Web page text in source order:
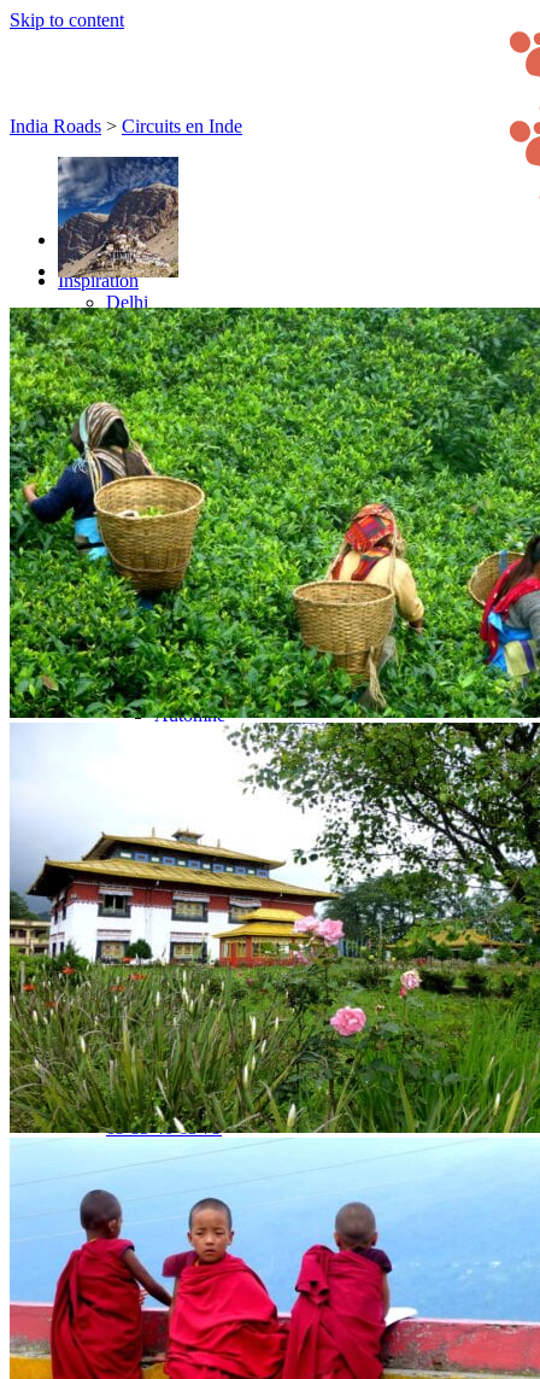
Skip to content
Inspiration
Delhi
Inde Himalayenne
Inde de l’Est
Inde Centrale
Inde de l’Ouest
Inde du Sud
Rajasthan
Circuits
Organisation
Sur-mesure
Petit groupe
Ambiance
Culture et patrimoine
Nature & safari
Balnéaire
Voyage en Famille
Quand partir ?
Printemps
Eté
Automne
Préparer son voyage
Présentation de l’Inde
Les incontournables et bonnes raisons de partir
Quand partir ?
Guide voyage Inde : avant de partir
Faire sa demande de visa pour l’Inde
Hôtels partenaires
Cuisine en Inde
Fêtes et festivals
Notre agence
Notre agence en Inde
Réseau Asian Roads
Garanties et engagements Asian Roads
Avis de nos voyageurs
Demande d'info
09 83 40 65 79
India Roads > Circuits en Inde